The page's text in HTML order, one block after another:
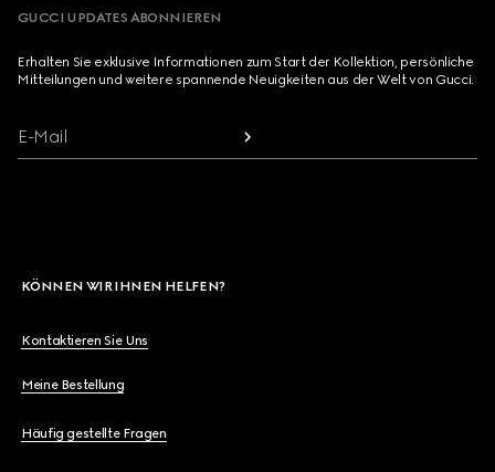
GUCCI UPDATES ABONNIEREN
Erhalten Sie exklusive Informationen zum Start der Kollektion, persönliche
Mitteilungen und weitere spannende Neuigkeiten aus der Welt von Gucci.
E-Mail
KÖNNEN WIR IHNEN HELFEN?
Kontaktieren Sie Uns
Meine Bestellung
Häufig gestellte Fragen